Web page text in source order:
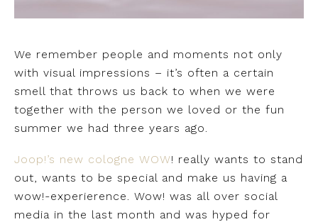
We remember people and moments not only
with visual impressions – it’s often a certain
smell that throws us back to when we were
together with the person we loved or the fun
summer we had three years ago.
Joop!’s new cologne WOW! really wants to stand
out, wants to be special and make us having a
wow!-experierence. Wow! was all over social
media in the last month and was hyped for